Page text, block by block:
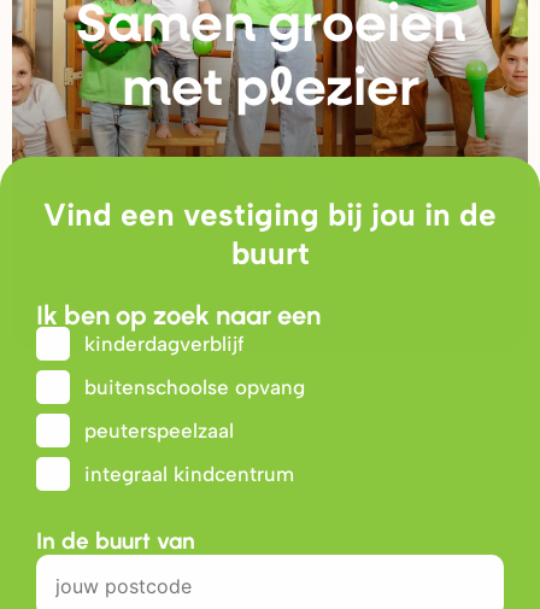
Samen groeien
met plezier
Vind een vestiging bij jou in de
buurt
Ik ben op zoek naar een
kinderdagverblijf
buitenschoolse opvang
peuterspeelzaal
integraal kindcentrum
In de buurt van